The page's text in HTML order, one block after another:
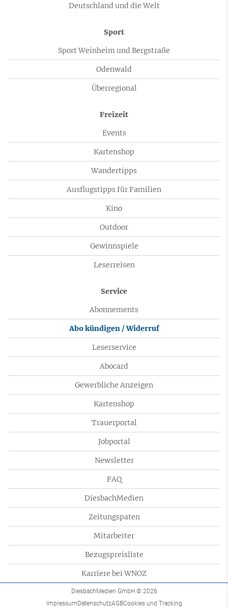
Deutschland und die Welt
Sport
Sport Weinheim und Bergstraße
Odenwald
Überregional
Freizeit
Events
Kartenshop
Wandertipps
Ausflugstipps für Familien
Kino
Outdoor
Gewinnspiele
Leserreisen
Service
Abonnements
Abo kündigen / Widerruf
Leserservice
Abocard
Gewerbliche Anzeigen
Kartenshop
Trauerportal
Jobportal
Newsletter
FAQ
DiesbachMedien
Zeitungspaten
Mitarbeiter
Bezugspreisliste
Karriere bei WNOZ
DiesbachMedien GmbH © 2026
ImpressumDatenschutzAGBCookies und Tracking